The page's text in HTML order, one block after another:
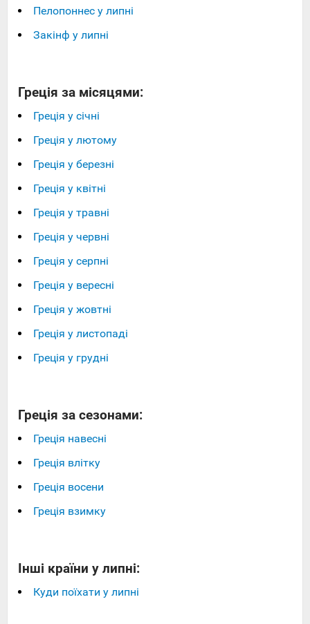
Пелопоннес у липні
Закінф у липні
Греція за місяцями:
Греція у січні
Греція у лютому
Греція у березні
Греція у квітні
Греція у травні
Греція у червні
Греція у серпні
Греція у вересні
Греція у жовтні
Греція у листопаді
Греція у грудні
Греція за сезонами:
Греція навесні
Греція влітку
Греція восени
Греція взимку
Інші країни у липні:
Куди поїхати у липні